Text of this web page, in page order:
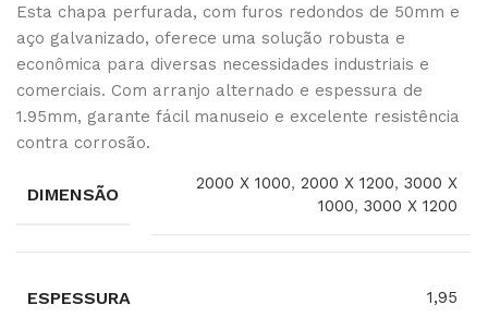
Esta chapa perfurada, com furos redondos de 50mm e
aço galvanizado, oferece uma solução robusta e
econômica para diversas necessidades industriais e
comerciais. Com arranjo alternado e espessura de
1.95mm, garante fácil manuseio e excelente resistência
contra corrosão.
DIMENSÃO
2000 X 1000,2000 X 1200,3000 X
1000,3000 X 1200
ESPESSURA 1,95